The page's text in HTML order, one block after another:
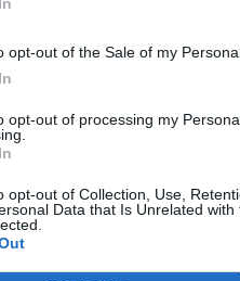
opt-out of the Sale of my
opt-out of processing my
opt-out of Collection, Use,
Data that Is Unrelated